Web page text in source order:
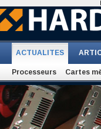
ACTUALITES
Processeurs Cartes